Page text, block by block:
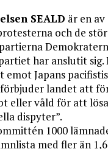
SEALD är en
och de
har anslutit sig.
emot Japans
landet att
eller våld för att lösa
dispyter”.
1000
med fler än